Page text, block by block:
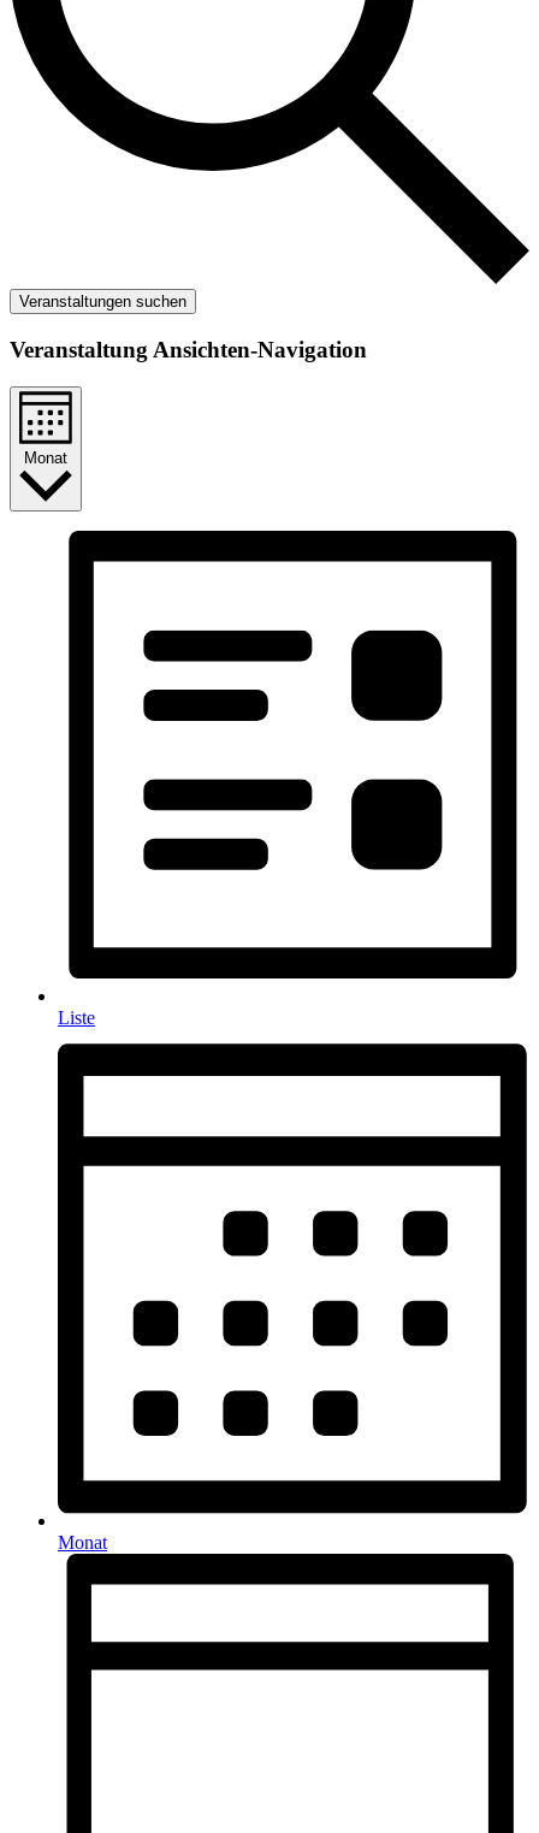
Veranstaltungen suchen
Veranstaltung Ansichten-Navigation
Monat
Liste
Monat